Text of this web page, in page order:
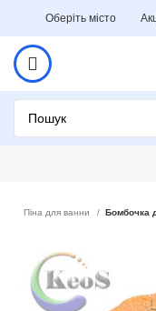
Оберіть місто
Піна для ванни Бомбочка